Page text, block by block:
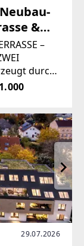
&
–
durch
mit
29.07.2026